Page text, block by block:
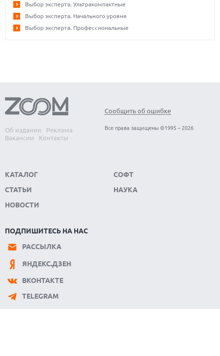
Выбор эксперта. Ультракомпактные
Выбор эксперта. Начального уровня
Выбор эксперта. Профессиональные
Об издании
Реклама
Вакансии
Контакты
Сообщить об ошибке
Все права защищены ©1995 – 2026
КАТАЛОГ
СТАТЬИ
НОВОСТИ
СОФТ
НАУКА
ПОДПИШИТЕСЬ НА НАС
РАССЫЛКА
ЯНДЕКС.ДЗЕН
ВКОНТАКТЕ
TELEGRAM